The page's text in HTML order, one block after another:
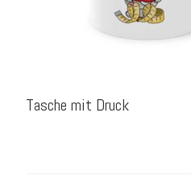
Tasche mit Druck